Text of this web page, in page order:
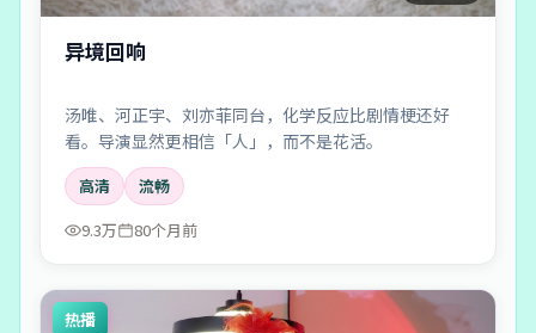
异境回响
汤唯、河正宇、刘亦菲同台，化学反应比剧情梗还好
看。导演显然更相信「人」，而不是花活。
高清
流畅
9.3万
80个月前
热播